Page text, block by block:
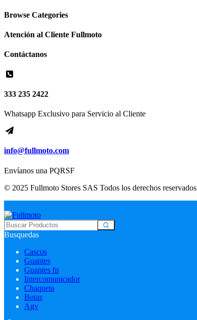
Browse Categories
Atención al Cliente Fullmoto
Contáctanos
333 235 2422
Whatsapp Exclusivo para Servicio al Cliente
info@fullmoto.com
Envíanos una PQRSF
© 2025 Fullmoto Stores SAS Todos los derechos reservados
Busquedas
Cascos
Guantes
Guantes fp
Intercomunicador
Chaqueta
Botas
Agv